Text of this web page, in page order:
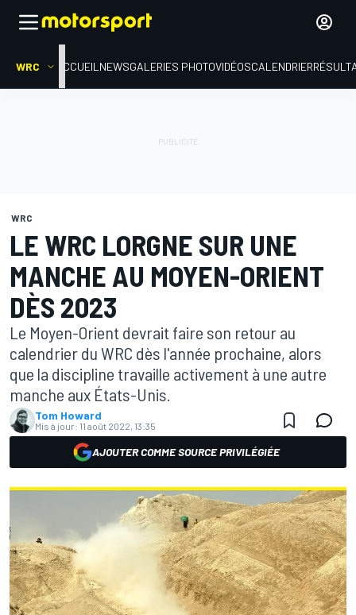
WRC ACCUEIL NEWSGALERIES PHOTOVIDÉOSCALENDRIER
WRC
LE WRC LORGNE SUR UNE
MANCHE AU MOYEN-ORIENT
DÈS 2023
Le Moyen-Orient devrait faire son retour au
calendrier du WRC dès l'année prochaine, alors
que la discipline travaille activement à une autre
manche aux États-Unis.
Tom Howard
Mis à jour: 11 août 2022, 13:35
AJOUTER COMME SOURCE PRIVILÉGIÉE